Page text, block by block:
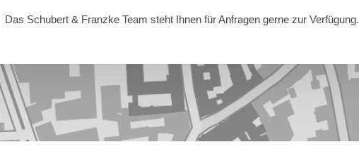
Das Schubert & Franzke Team steht Ihnen für Anfragen gerne zur Verfügung.